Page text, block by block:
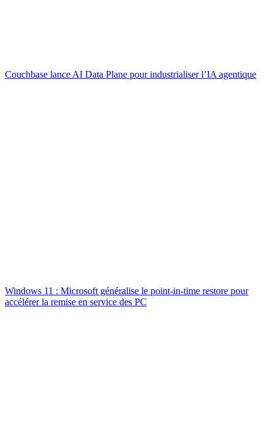
Couchbase lance AI Data Plane pour industrialiser l’IA agentique
Windows 11 : Microsoft généralise le point-in-time restore pour
accélérer la remise en service des PC